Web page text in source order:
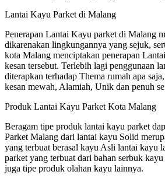
Lantai Kayu Parket di Malang
Penerapan Lantai Kayu parket di Malang
dikarenakan lingkungannya yang sejuk,
kota Malang menciptakan penerapan
kesan tersebut. Terlebih lagi penggunaan
diterapkan terhadap Thema rumah apa
kesan mewah, Alamiah, Unik dan penuh
Produk Lantai Kayu Parket Kota Malang
Beragam tipe produk lantai kayu parket
Parket Malang dari lantai kayu Solid
yang terbuat berasal kayu Asli lantai kayu
parket yang terbuat dari bahan serbuk
juga tipe produk olahan kayu lainnya.